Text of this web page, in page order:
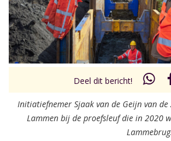
Inklappen
Deel dit bericht!
Initiatiefnemer Sjaak van de Geijn van de
Lammen bij de proefsleuf die in 2020